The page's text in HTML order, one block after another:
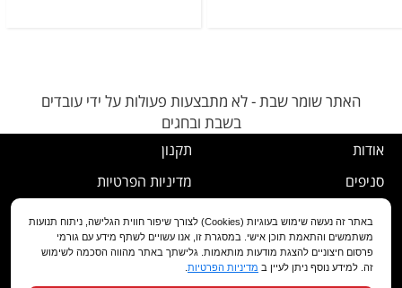
האתר שומר שבת - לא מתבצעות פעולות על ידי עובדים
בשבת ובחגים
אודות
סניפים
שירות לקוחות
מועדון לקוחות
תקנון
מדיניות הפרטיות
נוהל ביטול עסקה
מדיניות החלפה/החזרה/ביטול
הצהרת נגישות
באתר זה נעשה שימוש בעוגיות (Cookies) לצורך שיפור חווית הגלישה, ניתוח תנועות
משתמשים והתאמת תוכן אישי. במסגרת זו, אנו עשויים לשתף מידע עם גורמי
פרסום חיצוניים להצגת מודעות מותאמות. גלישתך באתר מהווה הסכמה לשימוש
זה. למידע נוסף ניתן לעיין ב מדיניות הפרטיות